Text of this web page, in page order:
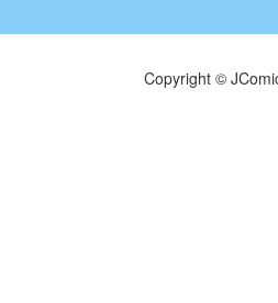
Copyright ©